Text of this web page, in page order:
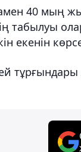
40 мың
табылуы
екенін